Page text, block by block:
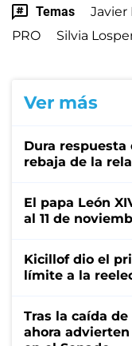
Temas Javier
PRO
Silvia
Ver más
Dura respuesta
rebaja de la
El papa León
al 11 de
Kicillof dio el
límite a la
Tras la caída
ahora